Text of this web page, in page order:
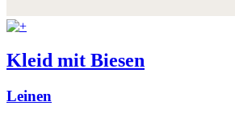
Kleid mit Biesen
Leinen